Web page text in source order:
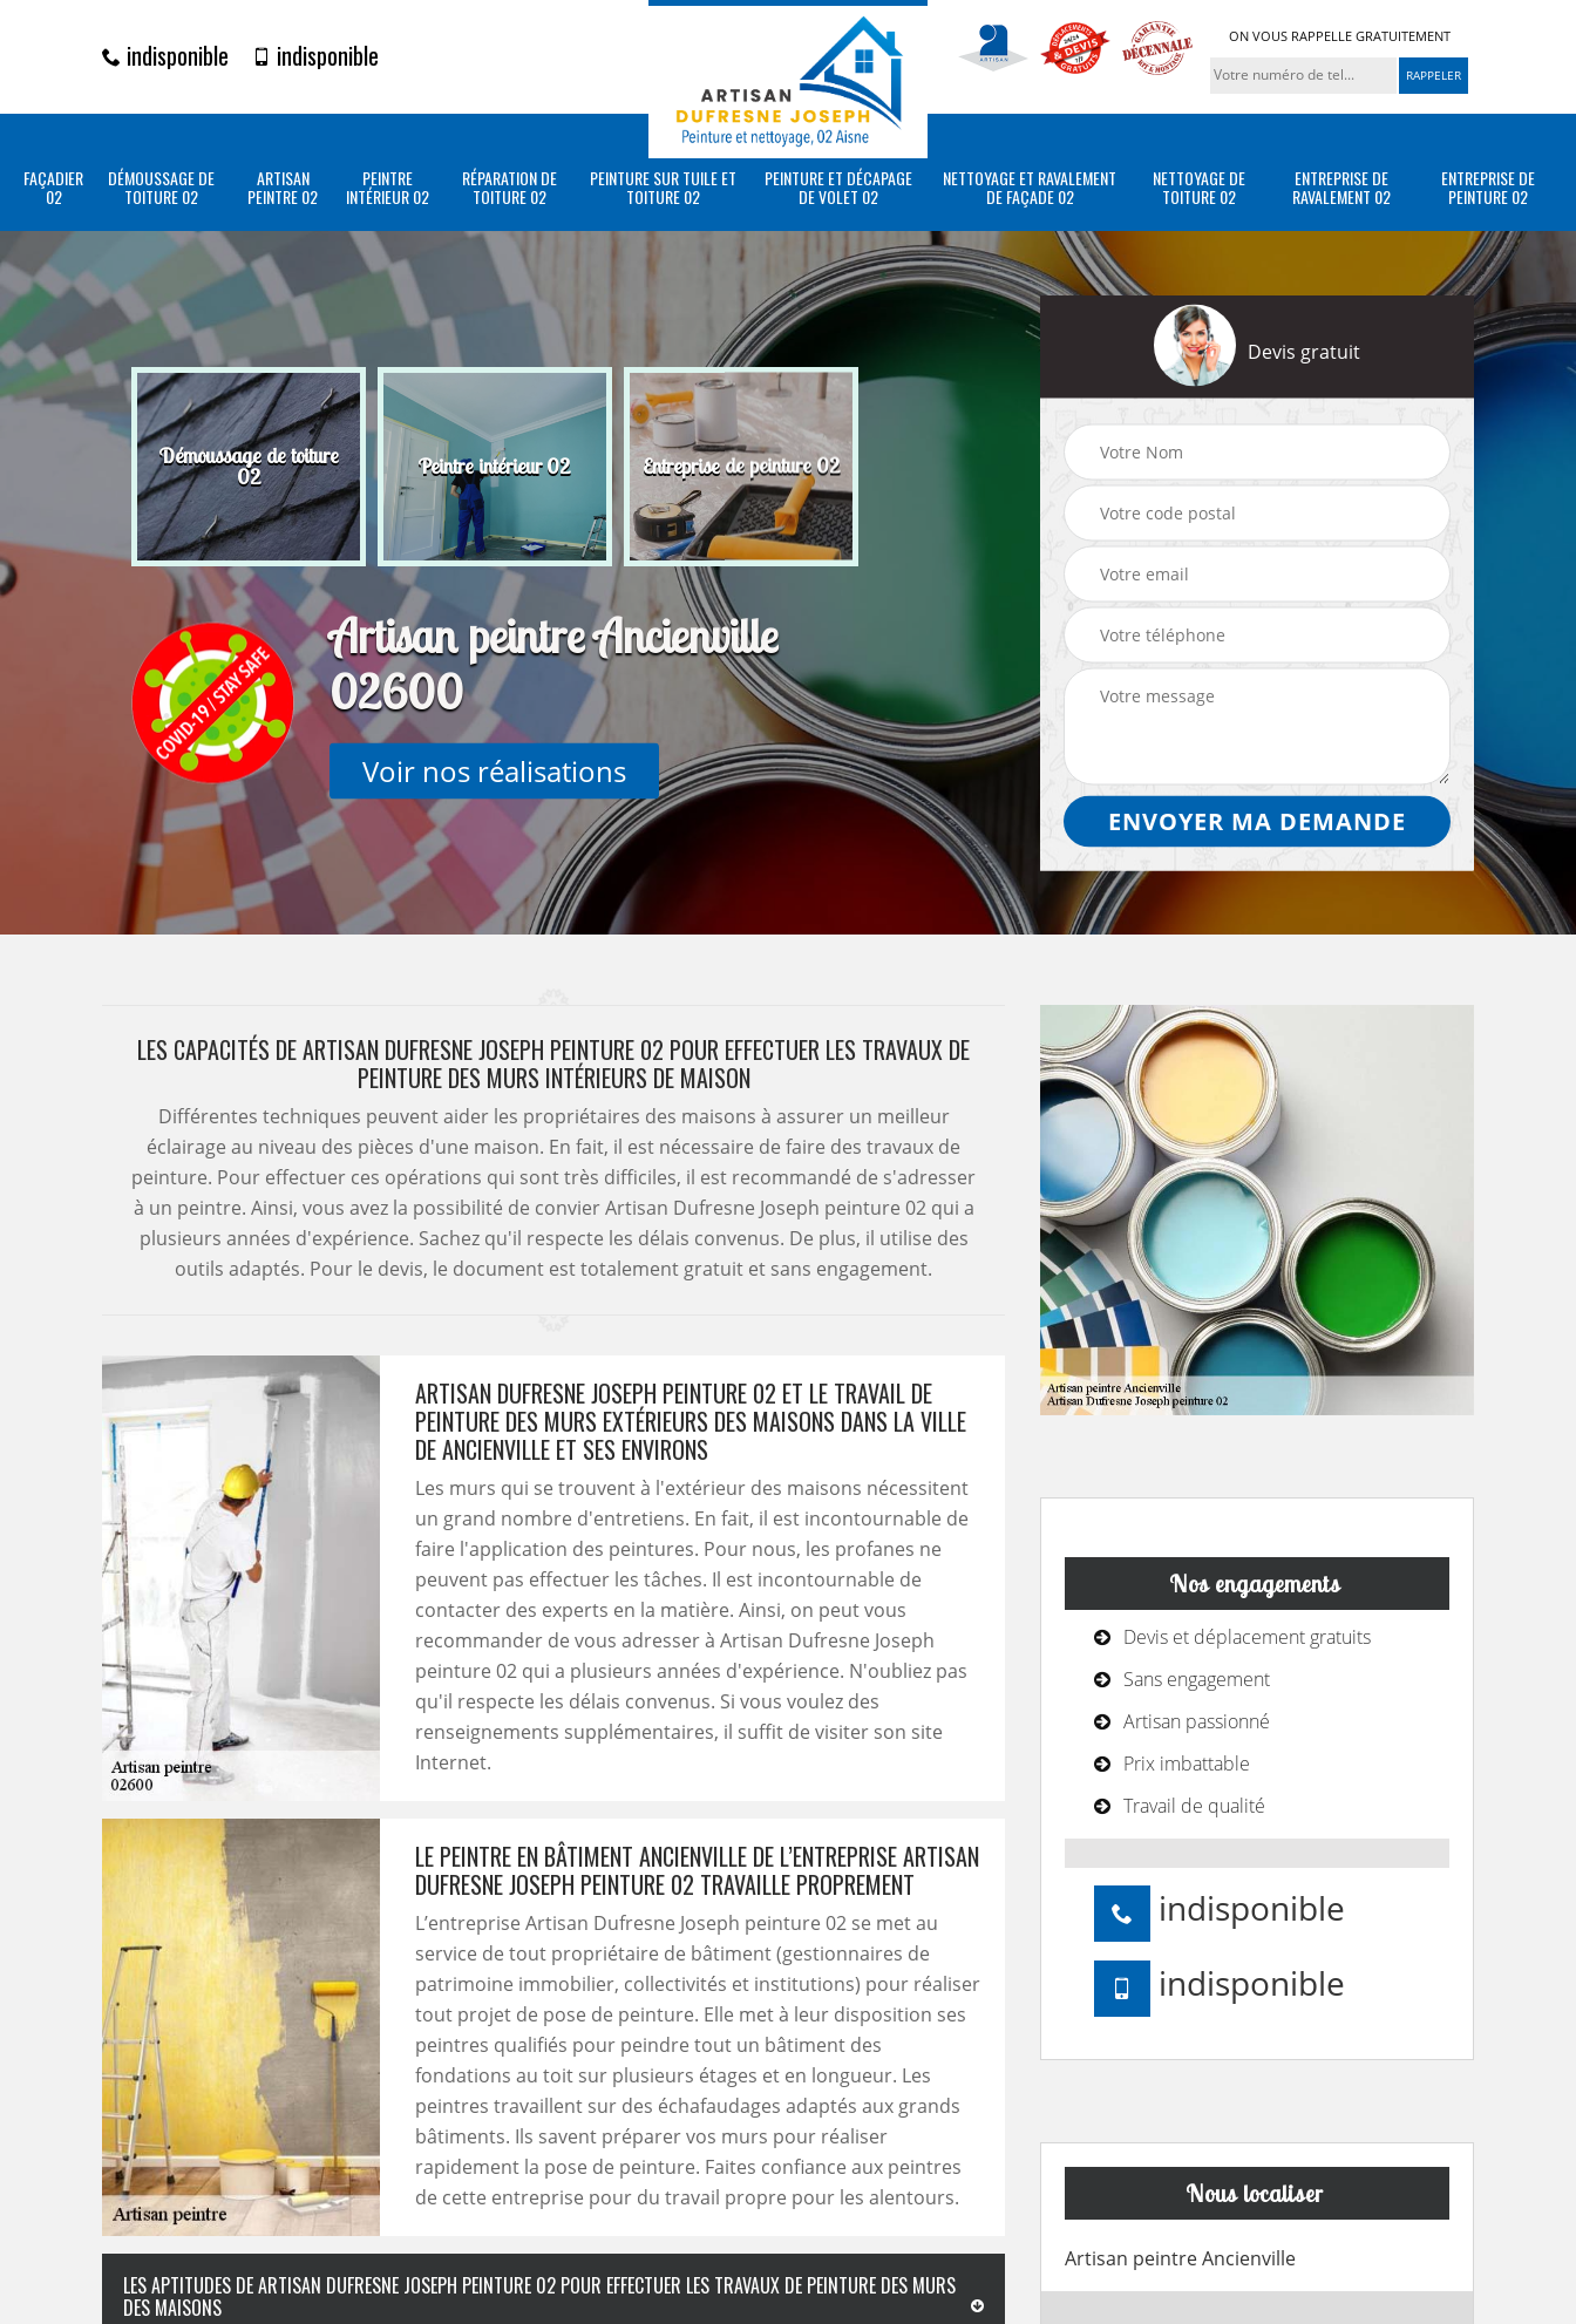
indisponible indisponible
ON VOUS RAPPELLE GRATUITEMENT
FAÇADIER
02
DÉMOUSSAGE DE
TOITURE 02
ARTISAN
PEINTRE 02
PEINTRE
INTÉRIEUR 02
RÉPARATION DE
TOITURE 02
PEINTURE SUR TUILE ET
TOITURE 02
PEINTURE ET DÉCAPAGE
DE VOLET 02
NETTOYAGE ET RAVALEMENT
DE FAÇADE 02
NETTOYAGE DE
TOITURE 02
ENTREPRISE DE
RAVALEMENT 02
ENTREPRISE DE
PEINTURE 02
Démoussage de toiture
02 Peintre intérieur 02 Entreprise de peinture 02
Artisan peintre Ancienville
02600
Voir nos réalisations
Devis gratuit
LES CAPACITÉS DE ARTISAN DUFRESNE JOSEPH PEINTURE 02 POUR EFFECTUER LES TRAVAUX DE
PEINTURE DES MURS INTÉRIEURS DE MAISON
Différentes techniques peuvent aider les propriétaires des maisons à assurer un meilleur
éclairage au niveau des pièces d'une maison. En fait, il est nécessaire de faire des travaux de
peinture. Pour effectuer ces opérations qui sont très difficiles, il est recommandé de s'adresser
à un peintre. Ainsi, vous avez la possibilité de convier Artisan Dufresne Joseph peinture 02 qui a
plusieurs années d'expérience. Sachez qu'il respecte les délais convenus. De plus, il utilise des
outils adaptés. Pour le devis, le document est totalement gratuit et sans engagement.
ARTISAN DUFRESNE JOSEPH PEINTURE 02 ET LE TRAVAIL DE
PEINTURE DES MURS EXTÉRIEURS DES MAISONS DANS LA VILLE
DE ANCIENVILLE ET SES ENVIRONS
Les murs qui se trouvent à l'extérieur des maisons nécessitent
un grand nombre d'entretiens. En fait, il est incontournable de
faire l'application des peintures. Pour nous, les profanes ne
peuvent pas effectuer les tâches. Il est incontournable de
contacter des experts en la matière. Ainsi, on peut vous
recommander de vous adresser à Artisan Dufresne Joseph
peinture 02 qui a plusieurs années d'expérience. N'oubliez pas
qu'il respecte les délais convenus. Si vous voulez des
renseignements supplémentaires, il suffit de visiter son site
Internet.
LE PEINTRE EN BÂTIMENT ANCIENVILLE DE L’ENTREPRISE ARTISAN
DUFRESNE JOSEPH PEINTURE 02 TRAVAILLE PROPREMENT
L’entreprise Artisan Dufresne Joseph peinture 02 se met au
service de tout propriétaire de bâtiment (gestionnaires de
patrimoine immobilier, collectivités et institutions) pour réaliser
tout projet de pose de peinture. Elle met à leur disposition ses
peintres qualifiés pour peindre tout un bâtiment des
fondations au toit sur plusieurs étages et en longueur. Les
peintres travaillent sur des échafaudages adaptés aux grands
bâtiments. Ils savent préparer vos murs pour réaliser
rapidement la pose de peinture. Faites confiance aux peintres
de cette entreprise pour du travail propre pour les alentours.
LES APTITUDES DE ARTISAN DUFRESNE JOSEPH PEINTURE 02 POUR EFFECTUER LES TRAVAUX DE PEINTURE DES MURS
DES MAISONS
Nos engagements
Devis et déplacement gratuits
Sans engagement
Artisan passionné
Prix imbattable
Travail de qualité
indisponible
indisponible
Nous localiser
Artisan peintre Ancienville